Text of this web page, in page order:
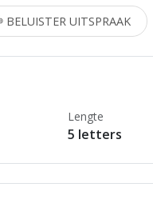
BELUISTER UITSPRAAK
Lengte
5 letters